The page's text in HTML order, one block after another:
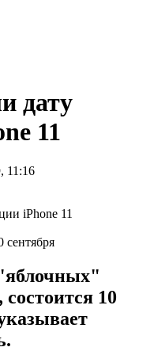
дату
11
11:16
сентября
10